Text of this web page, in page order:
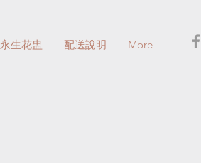
永生花盅 配送說明 More